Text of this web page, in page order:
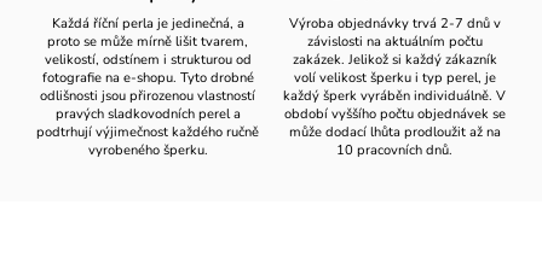
Každá říční perla je jedinečná, a
proto se může mírně lišit tvarem,
velikostí, odstínem i strukturou od
fotografie na e-shopu. Tyto drobné
odlišnosti jsou přirozenou vlastností
pravých sladkovodních perel a
podtrhují výjimečnost každého ručně
vyrobeného šperku.
Výroba objednávky trvá 2-7 dnů v
závislosti na aktuálním počtu
zakázek. Jelikož si každý zákazník
volí velikost šperku i typ perel, je
každý šperk vyráběn individuálně. V
období vyššího počtu objednávek se
může dodací lhůta prodloužit až na
10 pracovních dnů.